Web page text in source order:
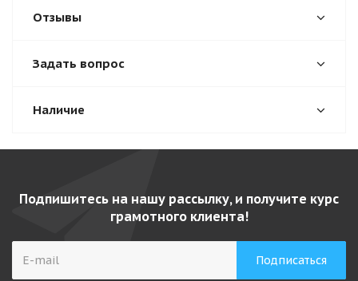
Отзывы
Задать вопрос
Наличие
Подпишитесь на нашу рассылку, и получите курс
грамотного клиента!